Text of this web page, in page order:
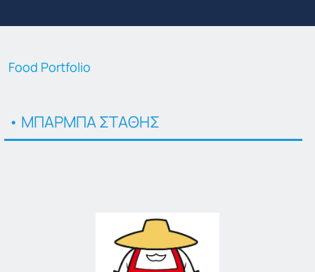
Food Portfolio
ΜΠΑΡΜΠΑ ΣΤΑΘΗΣ